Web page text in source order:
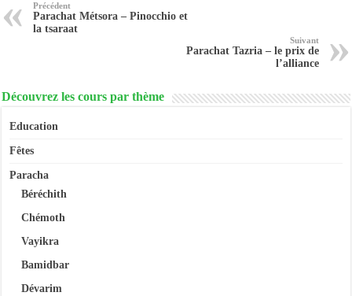
Précédent
Parachat Métsora – Pinocchio et
la tsaraat
Suivant
Parachat Tazria – le prix de
l’alliance
Découvrez les cours par thème
Education
Fêtes
Paracha
Béréchith
Chémoth
Vayikra
Bamidbar
Dévarim